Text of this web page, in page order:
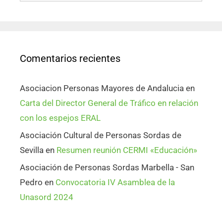
Comentarios recientes
Asociacion Personas Mayores de Andalucia en
Carta del Director General de Tráfico en relación
con los espejos ERAL
Asociación Cultural de Personas Sordas de
Sevilla en Resumen reunión CERMI «Educación»
Asociación de Personas Sordas Marbella - San
Pedro en Convocatoria IV Asamblea de la
Unasord 2024